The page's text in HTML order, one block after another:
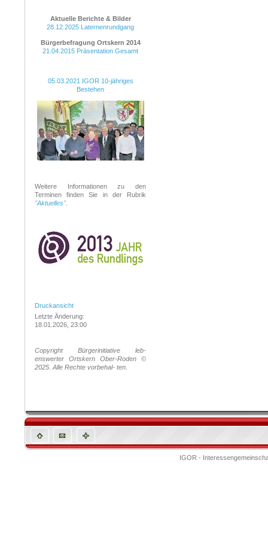
Aktuelle Berichte & Bilder
28.12.2025 Laternenrundgang
Bürgerbefragung Ortskern 2014
21.04.2015 Präsentation Gesamt
05.03.2021 IGOR 10-jähriges
Bestehen
Weitere Informationen zu den
Terminen finden Sie in der Rubrik
"Aktuelles".
Druckansicht
Letzte Änderung:
18.01.2026, 23:00
Copyright Bürgerinitiative leb-
enswerter Ortskern Ober-Roden ©
2025. Alle Rechte vorbehal- ten.
IGOR -